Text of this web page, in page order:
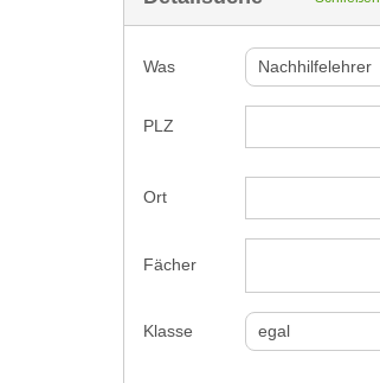
Was
PLZ
Ort
Fächer
Klasse